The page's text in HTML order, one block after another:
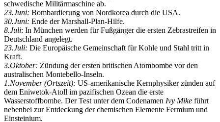
schwedische Militärmaschine ab.
23.Juni: Bombardierung von Nordkorea durch die USA.
30.Juni: Ende der Marshall-Plan-Hilfe.
8.Juli: In München werden für Fußgänger die ersten Zebrastreifen in
Deutschland angelegt.
23.Juli: Die Europäische Gemeinschaft für Kohle und Stahl tritt in
Kraft.
3.Oktober: Zündung der ersten britischen Atombombe vor den
australischen Montebello-Inseln.
1.November (Ortszeit): US-amerikanische Kernphysiker zünden auf
dem Eniwetok-Atoll im pazifischen Ozean die erste
Wasserstoffbombe. Der Test unter dem Codenamen Ivy Mike führt
nebenbei zur Entdeckung der chemischen Elemente Fermium und
Einsteinium.